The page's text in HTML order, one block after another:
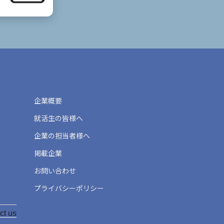
us
企業概要
就活生の皆様へ
企業の担当者様へ
掲載企業
お問い合わせ
プライバシーポリシー